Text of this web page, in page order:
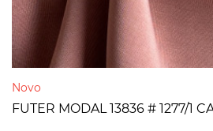
Novo
FUTER MODAL 13836 # 1277/1